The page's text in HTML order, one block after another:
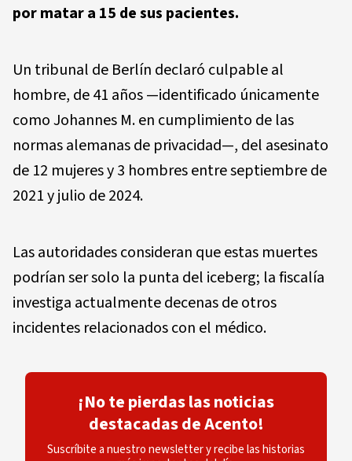
por matar a 15 de sus pacientes.
Un tribunal de Berlín declaró culpable al
hombre, de 41 años —identificado únicamente
como Johannes M. en cumplimiento de las
normas alemanas de privacidad—, del asesinato
de 12 mujeres y 3 hombres entre septiembre de
2021 y julio de 2024.
Las autoridades consideran que estas muertes
podrían ser solo la punta del iceberg; la fiscalía
investiga actualmente decenas de otros
incidentes relacionados con el médico.
¡No te pierdas las noticias
destacadas de Acento!
Suscríbite a nuestro newsletter y recibe las historias